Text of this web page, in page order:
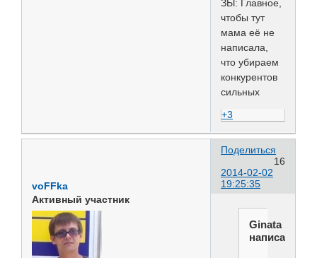
ЗЫ: Главное,
чтобы тут
мама её не
написала,
что убираем
конкурентов
сильных
+3
Поделиться
16
2014-02-02
19:25:35
voFFka
Активный участник
Ginata
написал(а):